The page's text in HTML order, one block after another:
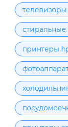
принтеры